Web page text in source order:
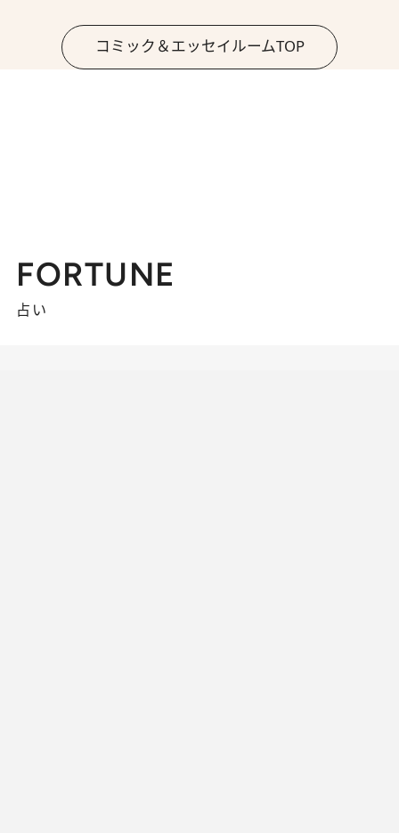
コミック＆エッセイルームTOP
FORTUNE
占い